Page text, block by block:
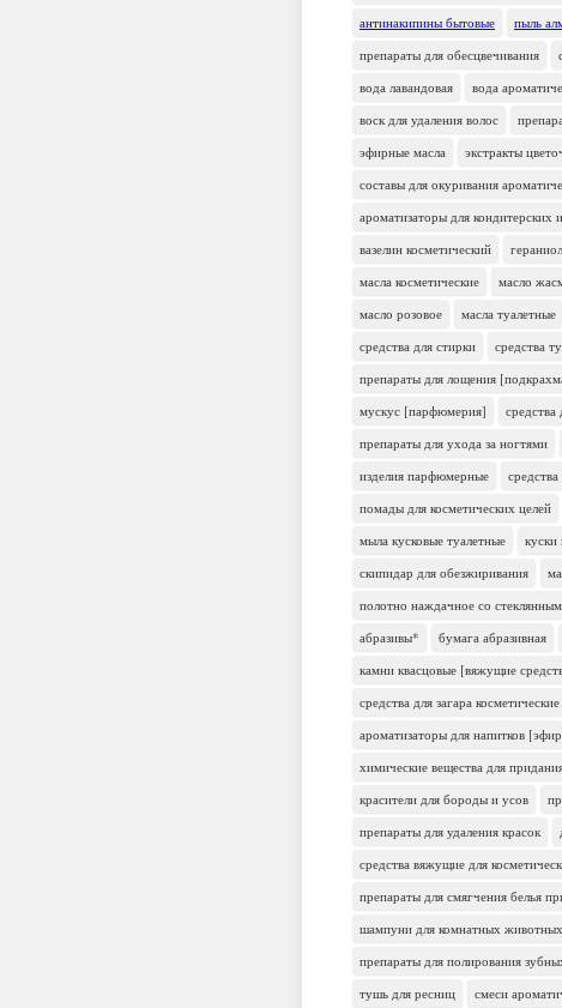
антинакипины бытовые
пыль
препараты для обесцвечивания
вода лавандовая
вода
воск для удаления волос
эфирные масла
экстракты
составы для окуривания
ароматизаторы для кондитерских
вазелин косметический
гераниол
масла косметические
масло
масло розовое
масла туалетные
средства для стирки
средства
препараты для лощения
мускус [парфюмерия]
препараты для ухода за ногтями
изделия парфюмерные
помады для косметических целей
мыла кусковые туалетные
куски
скипидар для обезжиривания
полотно наждачное со
абразивы*
бумага абразивная
камни квасцовые [вяжущие
средства для загара косметические
ароматизаторы для напитков
химические вещества для
красители для бороды и усов
препараты для удаления красок
средства вяжущие для
препараты для смягчения белья
шампуни для комнатных
препараты для полирования
тушь для ресниц
смеси